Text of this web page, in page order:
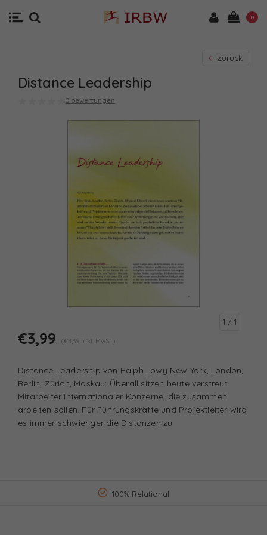
0
Zurück
Distance Leadership
0 bewertungen
1 / 1
€3,99 (€4,39 Inkl. MwSt.)
Distance Leadership von Ralph Löwy New York, London,
Berlin, Zürich, Moskau: Überall sitzen heute verstreut
Mitarbeiter internationaler Konzerne, die zusammen
arbeiten sollen. Für Führungskräfte und Projektleiter wird
es immer schwieriger die Distanzen zu
100% Relational